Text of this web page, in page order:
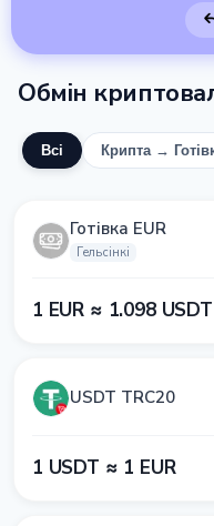
Обмін
Всі Крипта →
Готівка EUR
Гельсінкі
1​ EUR ≈ 1​.0​9​8​ USDT
USDT TRC20
1​ USDT ≈ 1​ EUR